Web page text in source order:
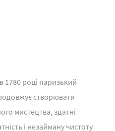
1780 році паризький
створювати
мистецтва, здатні
і незайману чистоту